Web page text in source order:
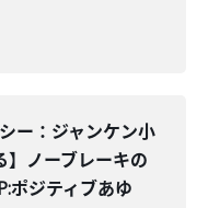
ー：ジャンケン小
】ノーブレーキの
ポジティブあゆ